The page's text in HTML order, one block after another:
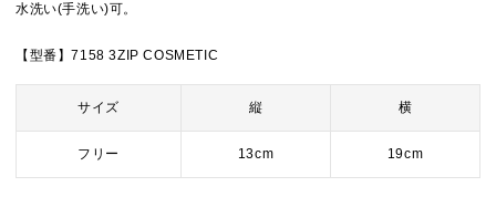
水洗い(手洗い)可。
【型番】7158 3ZIP COSMETIC
サイズ 縦 横
フリー 13cm 19cm